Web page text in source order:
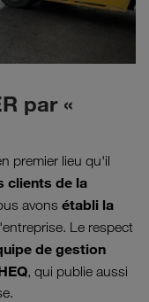
par «
premier lieu qu'il
clients de la
avons établi la
Le respect
de gestion
, qui publie aussi